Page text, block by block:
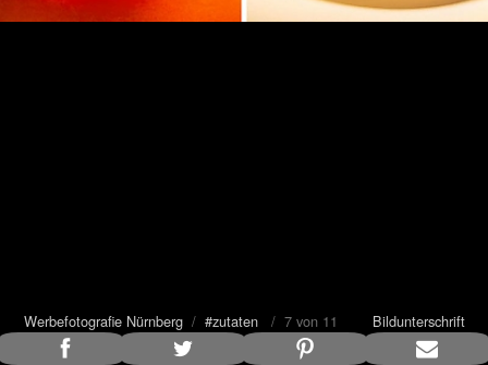
Werbefotografie Nürnberg/ #zutaten/ 7 von 11 Bildunterschrift
anzeigen